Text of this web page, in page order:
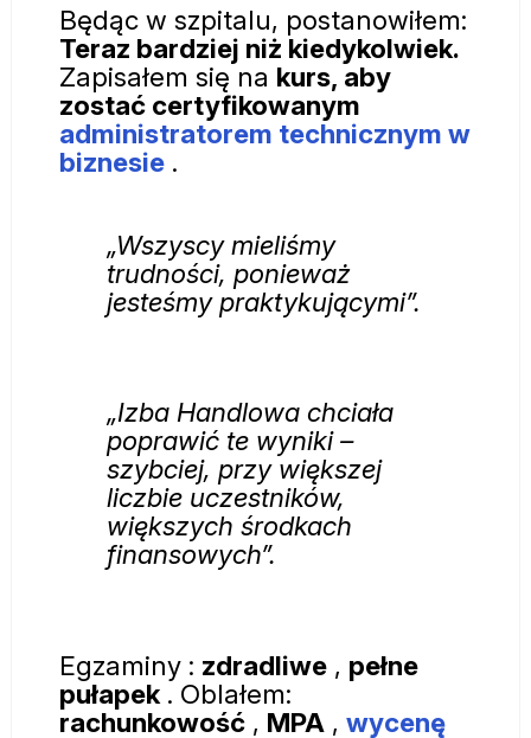
Będąc w szpitalu, postanowiłem:
Teraz bardziej niż kiedykolwiek.
Zapisałem się na kurs, aby
zostać certyfikowanym
administratorem technicznym w
biznesie .
„Wszyscy mieliśmy
trudności, ponieważ
jesteśmy praktykującymi”.
„Izba Handlowa chciała
poprawić te wyniki –
szybciej, przy większej
liczbie uczestników,
większych środkach
finansowych”.
Egzaminy : zdradliwe , pełne
pułapek. Oblałem:
rachunkowość , MPA , wycenę